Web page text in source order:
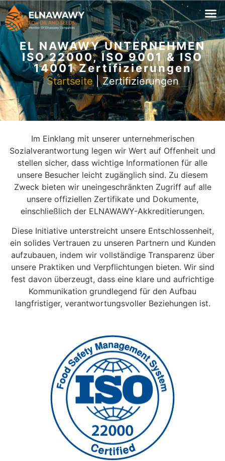
EL NAWAWY UNTERNEHMEN
ISO 22000, ISO 9001 & ISO
14001 Zertifizierungen
Startseite|Zertifizierungen
Im Einklang mit unserer unternehmerischen
Sozialverantwortung legen wir Wert auf Offenheit und
stellen sicher, dass wichtige Informationen für alle
unsere Besucher leicht zugänglich sind. Zu diesem
Zweck bieten wir uneingeschränkten Zugriff auf alle
unsere offiziellen Zertifikate und Dokumente,
einschließlich der ELNAWAWY-Akkreditierungen.
Diese Initiative unterstreicht unsere Entschlossenheit,
ein solides Vertrauen zu unseren Partnern und Kunden
aufzubauen, indem wir vollständige Transparenz über
unsere Praktiken und Verpflichtungen bieten. Wir sind
fest davon überzeugt, dass eine klare und aufrichtige
Kommunikation grundlegend für den Aufbau
langfristiger, verantwortungsvoller Beziehungen ist.